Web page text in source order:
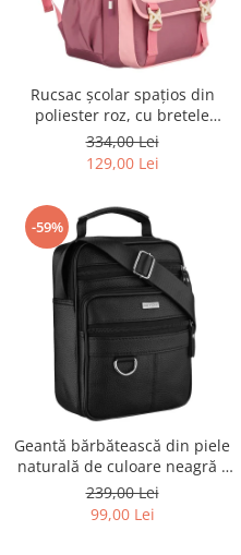
Rucsac școlar spațios din
poliester roz, cu bretele
reglabile - Peterson PTR-PTN
8610-1327 PINK
334,00 Lei
129,00 Lei
-59%
Geantă bărbătească din piele
naturală de culoare neagră -
Rovicky PTR-R-ST7-01-7571-
BLACK
239,00 Lei
99,00 Lei